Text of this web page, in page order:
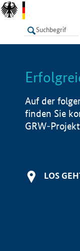
LISTE
Auf der
finden Sie
GRW-
LOS